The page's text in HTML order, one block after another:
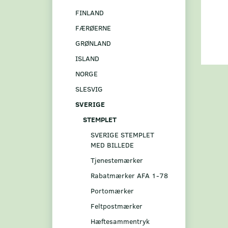
FINLAND
FÆRØERNE
GRØNLAND
ISLAND
NORGE
SLESVIG
SVERIGE
STEMPLET
SVERIGE STEMPLET
MED BILLEDE
Tjenestemærker
Rabatmærker AFA 1-78
Portomærker
Feltpostmærker
Hæftesammentryk